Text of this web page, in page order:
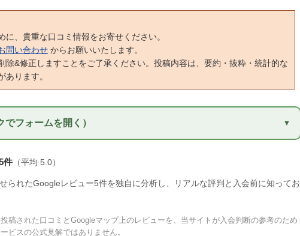
、貴重な口コミ情報をお寄せください。
問い合わせ からお願いいたします。
除&修正しますことをご了承ください。投稿内容は、要約・抜粋・統計的な
あります。
フォームを開く）
件 （平均 5.0）
られたGoogleレビュー5件を独自に分析し、リアルな評判と入会前に知ってお
稿された口コミとGoogleマップ上のレビューを、当サイトが入会判断の参考のため
ビスの公式見解ではありません。